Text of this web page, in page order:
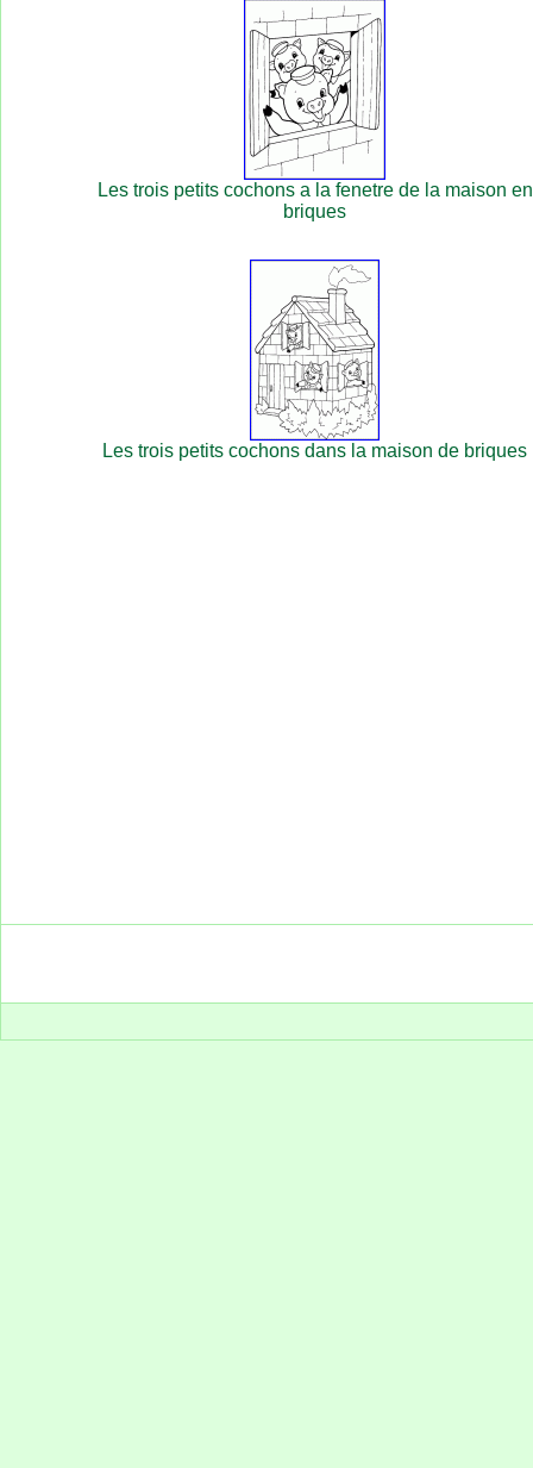
Les trois petits cochons a la fenetre de la maison en
briques
Les trois petits cochons dans la maison de briques